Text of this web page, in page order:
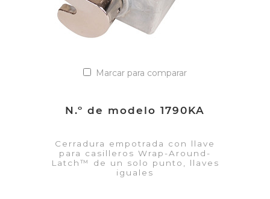
Marcar para comparar
N.º de modelo 1790KA
Cerradura empotrada con llave
para casilleros Wrap-Around-
Latch™ de un solo punto, llaves
iguales